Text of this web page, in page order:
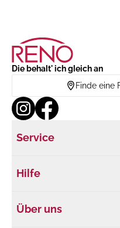
Die behalt' ich gleich an
Finde eine
Service
Hilfe
Über uns